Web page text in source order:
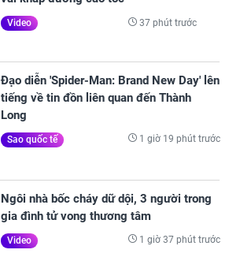
Video 37 phút trước
Đạo diễn 'Spider-Man: Brand New Day' lên
tiếng về tin đồn liên quan đến Thành
Long
Sao quốc tế 1 giờ 19 phút trước
Ngôi nhà bốc cháy dữ dội, 3 người trong
gia đình tử vong thương tâm
Video 1 giờ 37 phút trước